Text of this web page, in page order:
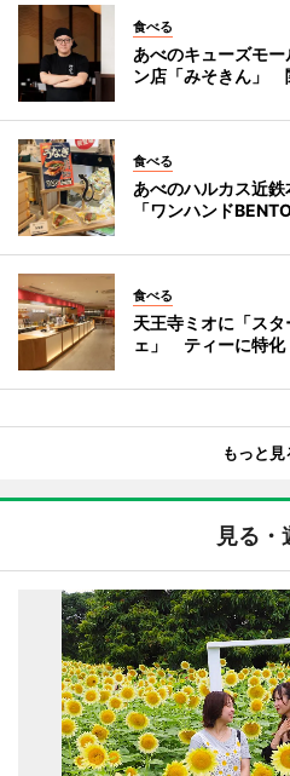
食べる
あべのキューズモ
ン店「みそきん」
食べる
あべのハルカス近
「ワンハンド
食べる
天王寺ミオに「ス
ェ」 ティーに特化
もっと見
見る・